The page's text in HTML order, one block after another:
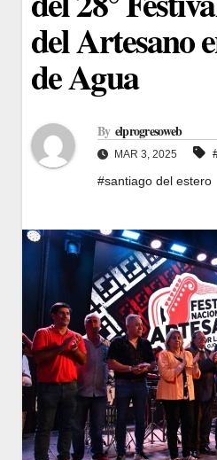
del Artesano
de Agua
By elprogresoweb
MAR 3, 2025
#santiago del estero